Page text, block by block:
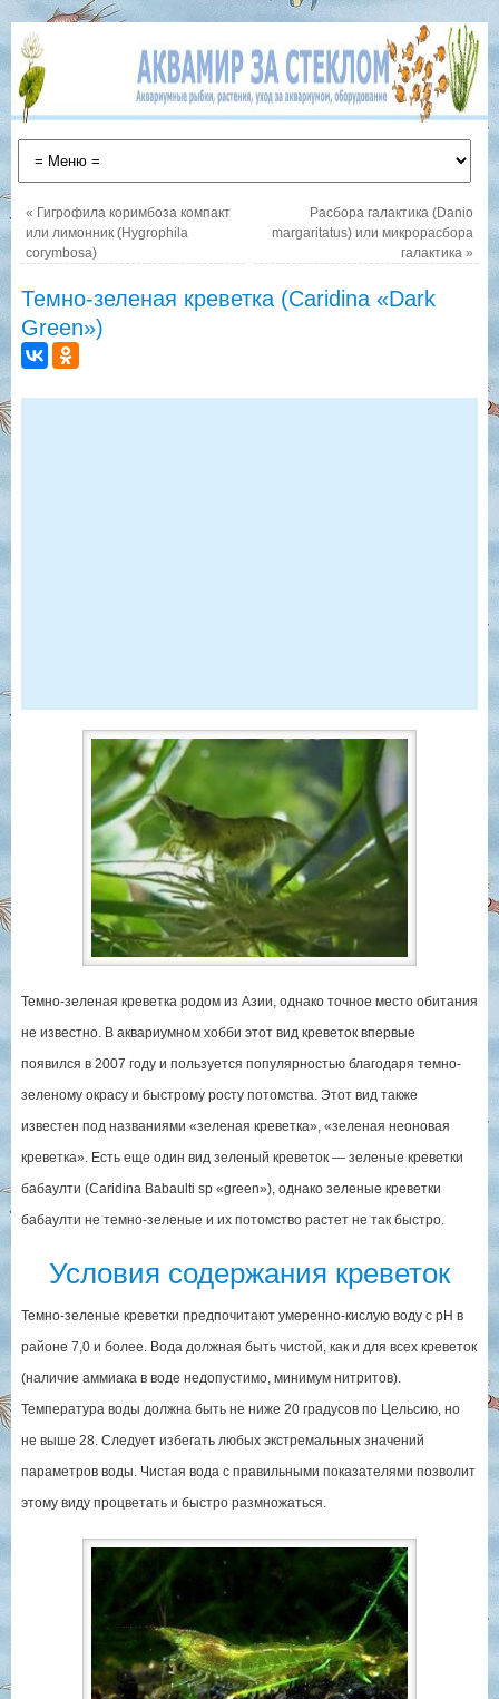
« Гигрофила коримбоза компакт
или лимонник (Hygrophila
corymbosa)
Расбора галактика (Danio
margaritatus) или микрорасбора
галактика»
Темно-зеленая креветка (Caridina «Dark
Green»)
Темно-зеленая креветка родом из Азии, однако точное место обитания
не известно. В аквариумном хобби этот вид креветок впервые
появился в 2007 году и пользуется популярностью благодаря темно-
зеленому окрасу и быстрому росту потомства. Этот вид также
известен под названиями «зеленая креветка», «зеленая неоновая
креветка». Есть еще один вид зеленый креветок — зеленые креветки
бабаулти (Caridina Babaulti sp «green»), однако зеленые креветки
бабаулти не темно-зеленые и их потомство растет не так быстро.
Условия содержания креветок
Темно-зеленые креветки предпочитают умеренно-кислую воду с рН в
районе 7,0 и более. Вода должная быть чистой, как и для всех креветок
(наличие аммиака в воде недопустимо, минимум нитритов).
Температура воды должна быть не ниже 20 градусов по Цельсию, но
не выше 28. Следует избегать любых экстремальных значений
параметров воды. Чистая вода с правильными показателями позволит
этому виду процветать и быстро размножаться.